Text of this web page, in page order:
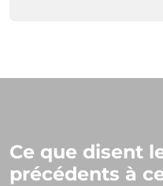
Ce que disent
précédents à